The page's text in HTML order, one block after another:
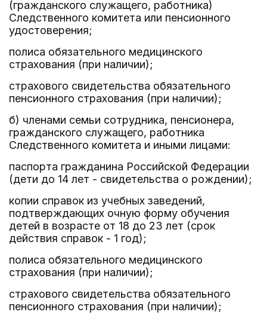
(гражданского служащего, работника)
Следственного комитета или пенсионного
удостоверения;
полиса обязательного медицинского
страхования (при наличии);
страхового свидетельства обязательного
пенсионного страхования (при наличии);
б) членами семьи сотрудника, пенсионера,
гражданского служащего, работника
Следственного комитета и иными лицами:
паспорта гражданина Российской Федерации
(дети до 14 лет - свидетельства о рождении);
копии справок из учебных заведений,
подтверждающих очную форму обучения
детей в возрасте от 18 до 23 лет (срок
действия справок - 1 год);
полиса обязательного медицинского
страхования (при наличии);
страхового свидетельства обязательного
пенсионного страхования (при наличии);